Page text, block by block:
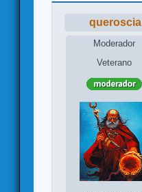
queroscia
Moderador
Veterano